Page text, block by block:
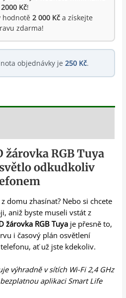
2000 Kč!
hodnotě 2 000 Kča získejte
zdarma!
objednávky je 250 Kč.
žárovka RGB Tuya
odkudkoliv
domu zhasínat? Nebo si chcete
aniž byste museli vstát z
žárovka RGB Tuya je přesně to,
i časový plán osvětlení
ať už jste kdekoliv.
výhradně v sítích Wi-Fi 2,4 GHz
aplikaci Smart Life